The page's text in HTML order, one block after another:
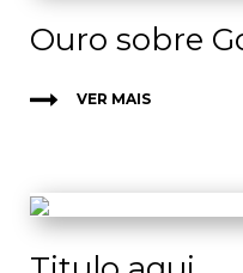
Ouro sobre
VER MAIS